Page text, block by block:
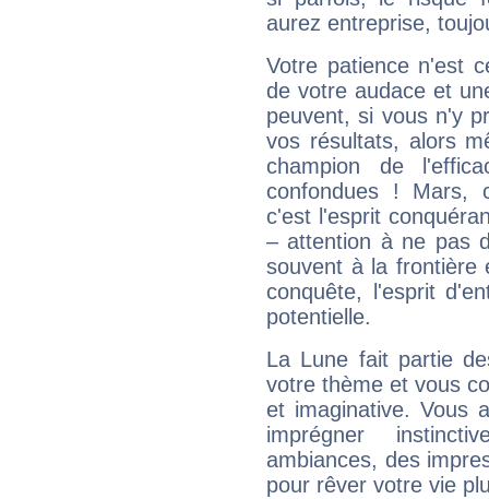
aurez entreprise,
Votre patience n'est
de votre audace et
peuvent, si vous n'y
vos résultats, alors
champion de
confondues ! Mars,
c'est l'esprit
– attention à ne pas
souvent à la frontière
conquête, l'esprit
potentielle.
La Lune fait partie
votre thème et vous
et imaginative. Vous
imprégner
ambiances, des
pour rêver votre vie